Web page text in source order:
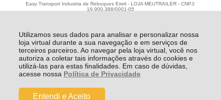
Utilizamos seus dados para analisar e personalizar nossa
loja virtual durante a sua navegação e em serviços de
terceiros parceiros. Ao navegar pela loja virtual, você nos
autoriza a coletar tais informações através do cookies e
utilizá-las para estas finalidades. Em caso de dúvidas,
acesse nossa Política de Privacidade
Entendi e Aceito
Easy Transport Industria de Reboques Eireli - LOJA MEUTRAILER - CNPJ:
19.900.388/0001-05